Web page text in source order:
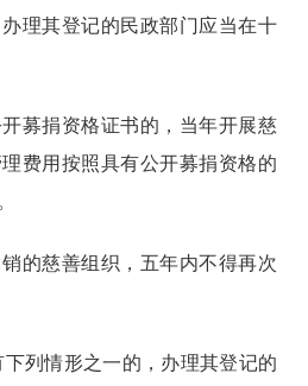
理其登记的民政部门应当在十
募捐资格证书的，当年开展慈
费用按照具有公开募捐资格的
的慈善组织，五年内不得再次
列情形之一的，办理其登记的